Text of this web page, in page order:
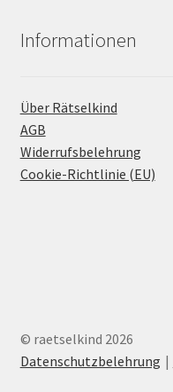
Informationen
Über Rätselkind
AGB
Widerrufsbelehrung
Cookie-Richtlinie (EU)
© raetselkind 2026
Datenschutzbelehrung